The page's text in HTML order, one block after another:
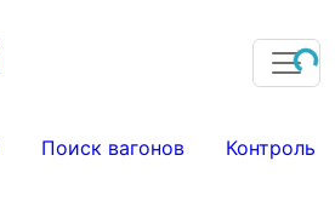
Поиск вагонов
Контроль